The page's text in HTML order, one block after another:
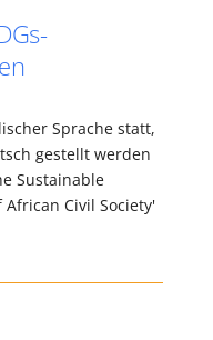
Sprache statt,
gestellt werden
Sustainable
African Civil Society'